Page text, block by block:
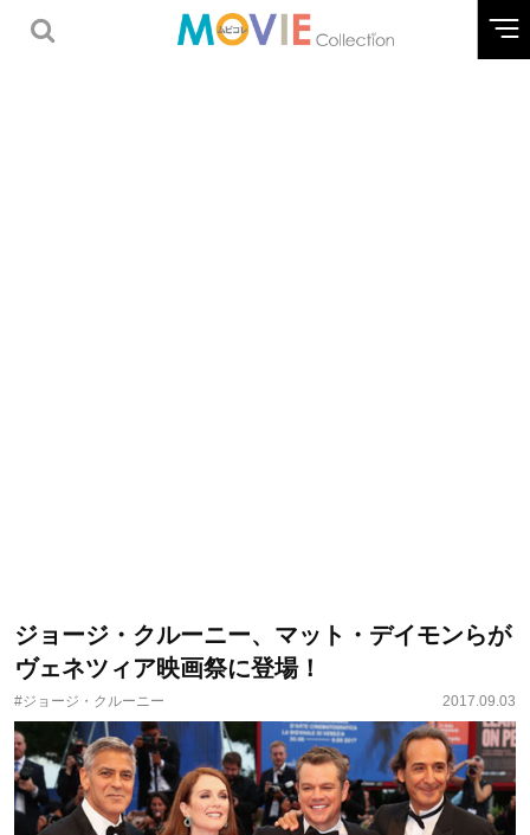
ジョージ・クルーニー、マット・デイモンらが
ヴェネツィア映画祭に登場！
#ジョージ・クルーニー 2017.09.03